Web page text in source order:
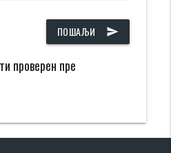
ПОШАЉИ send
проверен пре